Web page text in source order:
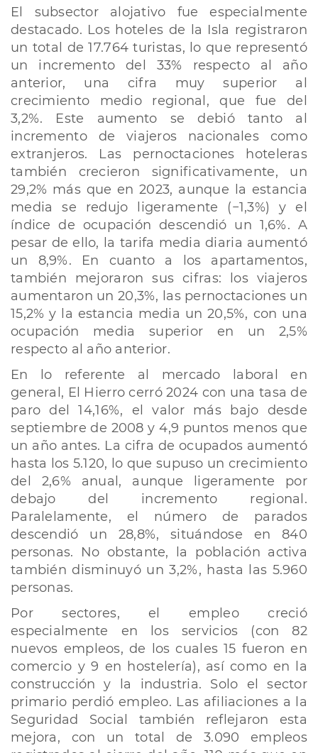
El subsector alojativo fue especialmente
destacado. Los hoteles de la Isla registraron
un total de 17.764 turistas, lo que representó
un incremento del 33% respecto al año
anterior, una cifra muy superior al
crecimiento medio regional, que fue del
3,2%. Este aumento se debió tanto al
incremento de viajeros nacionales como
extranjeros. Las pernoctaciones hoteleras
también crecieron significativamente, un
29,2% más que en 2023, aunque la estancia
media se redujo ligeramente (−1,3%) y el
índice de ocupación descendió un 1,6%. A
pesar de ello, la tarifa media diaria aumentó
un 8,9%. En cuanto a los apartamentos,
también mejoraron sus cifras: los viajeros
aumentaron un 20,3%, las pernoctaciones un
15,2% y la estancia media un 20,5%, con una
ocupación media superior en un 2,5%
respecto al año anterior.
En lo referente al mercado laboral en
general, El Hierro cerró 2024 con una tasa de
paro del 14,16%, el valor más bajo desde
septiembre de 2008 y 4,9 puntos menos que
un año antes. La cifra de ocupados aumentó
hasta los 5.120, lo que supuso un crecimiento
del 2,6% anual, aunque ligeramente por
debajo del incremento regional.
Paralelamente, el número de parados
descendió un 28,8%, situándose en 840
personas. No obstante, la población activa
también disminuyó un 3,2%, hasta las 5.960
personas.
Por sectores, el empleo creció
especialmente en los servicios (con 82
nuevos empleos, de los cuales 15 fueron en
comercio y 9 en hostelería), así como en la
construcción y la industria. Solo el sector
primario perdió empleo. Las afiliaciones a la
Seguridad Social también reflejaron esta
mejora, con un total de 3.090 empleos